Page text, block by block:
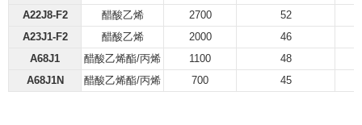
A22J8-F2
醋酸乙烯 2700
52
A23J1-F2
醋酸乙烯 2000
46
A68J1
醋酸乙烯酯/丙烯 1100
48
A68J1N
醋酸乙烯酯/丙烯 700 45